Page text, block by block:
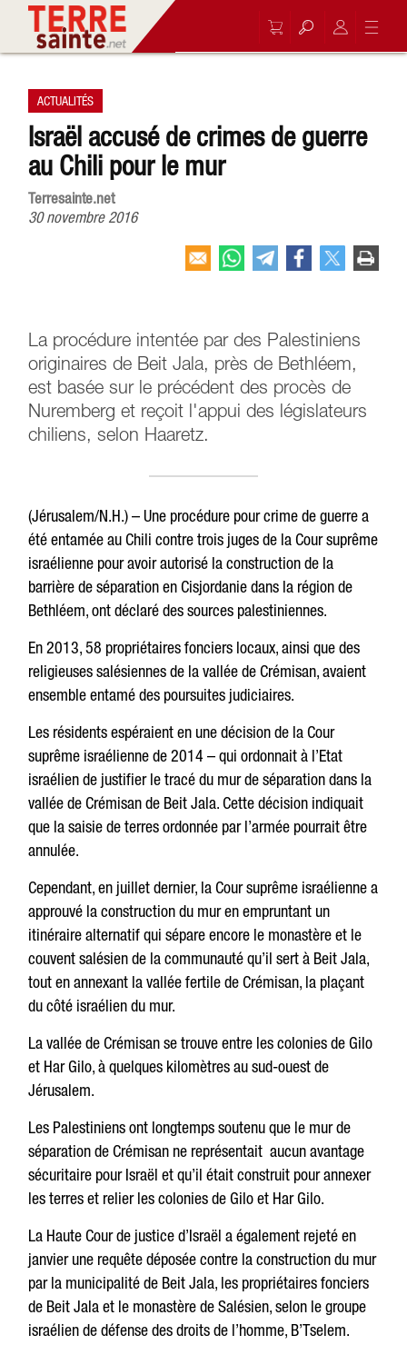
ACTUALITÉS
Israël accusé de crimes de guerre
au Chili pour le mur
Terresainte.net
30 novembre 2016
La procédure intentée par des Palestiniens
originaires de Beit Jala, près de Bethléem,
est basée sur le précédent des procès de
Nuremberg et reçoit l'appui des législateurs
chiliens, selon Haaretz.
(Jérusalem/N.H.) – Une procédure pour crime de guerre a
été entamée au Chili contre trois juges de la Cour suprême
israélienne pour avoir autorisé la construction de la
barrière de séparation en Cisjordanie dans la région de
Bethléem, ont déclaré des sources palestiniennes.
En 2013, 58 propriétaires fonciers locaux, ainsi que des
religieuses salésiennes de la vallée de Crémisan, avaient
ensemble entamé des poursuites judiciaires.
Les résidents espéraient en une décision de la Cour
suprême israélienne de 2014 – qui ordonnait à l’Etat
israélien de justifier le tracé du mur de séparation dans la
vallée de Crémisan de Beit Jala. Cette décision indiquait
que la saisie de terres ordonnée par l’armée pourrait être
annulée.
Cependant, en juillet dernier, la Cour suprême israélienne a
approuvé la construction du mur en empruntant un
itinéraire alternatif qui sépare encore le monastère et le
couvent salésien de la communauté qu’il sert à Beit Jala,
tout en annexant la vallée fertile de Crémisan, la plaçant
du côté israélien du mur.
La vallée de Crémisan se trouve entre les colonies de Gilo
et Har Gilo, à quelques kilomètres au sud-ouest de
Jérusalem.
Les Palestiniens ont longtemps soutenu que le mur de
séparation de Crémisan ne représentait aucun avantage
sécuritaire pour Israël et qu’il était construit pour annexer
les terres et relier les colonies de Gilo et Har Gilo.
La Haute Cour de justice d’Israël a également rejeté en
janvier une requête déposée contre la construction du mur
par la municipalité de Beit Jala, les propriétaires fonciers
de Beit Jala et le monastère de Salésien, selon le groupe
israélien de défense des droits de l’homme, B’Tselem.